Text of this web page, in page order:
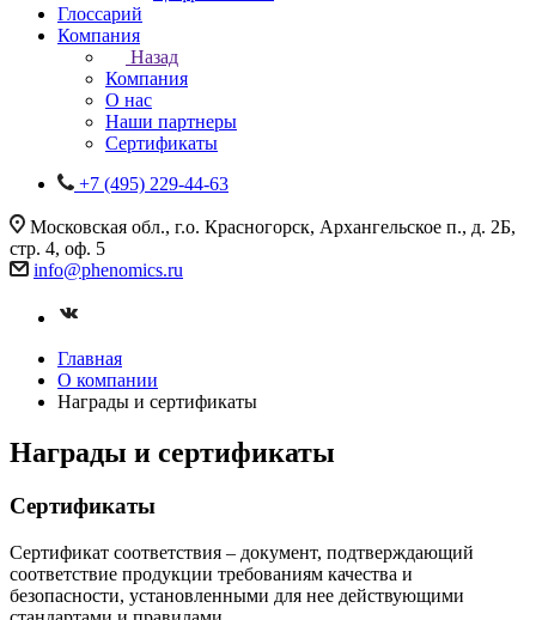
Глоссарий
Компания
Назад
Компания
О нас
Наши партнеры
Сертификаты
+7 (495) 229-44-63
Московская обл., г.о. Красногорск, Архангельское п., д. 2Б,
стр. 4, оф. 5
info@phenomics.ru
Главная
О компании
Награды и сертификаты
Награды и сертификаты
Сертификаты
Сертификат соответствия – документ, подтверждающий
соответствие продукции требованиям качества и
безопасности, установленными для нее действующими